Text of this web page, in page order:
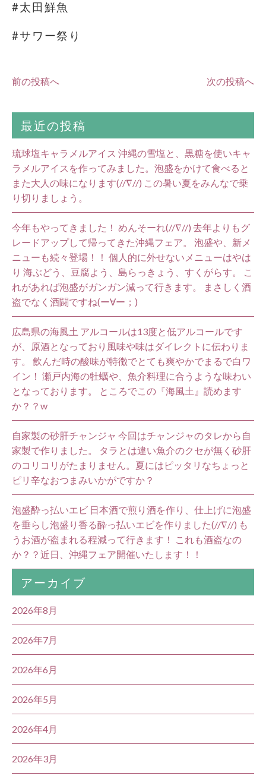
#太田鮮魚
#サワー祭り
前の投稿へ 次の投稿へ
最近の投稿
琉球塩キャラメルアイス 沖縄の雪塩と、黒糖を使いキャ
ラメルアイスを作ってみました。泡盛をかけて食べると
また大人の味になります(//∇//) この暑い夏をみんなで乗
り切りましょう。
今年もやってきました！ めんそーれ(//∇//) 去年よりもグ
レードアップして帰ってきた沖縄フェア。 泡盛や、新メ
ニューも続々登場！！ 個人的に外せないメニューはやは
り 海ぶどう、豆腐よう、島らっきょう、すくがらす。 こ
れがあれば泡盛がガンガン減って行きます。 まさしく酒
盗でなく酒闘ですね(ー∀ー；)
広島県の海風土 アルコールは13度と低アルコールです
が、原酒となっており風味や味はダイレクトに伝わりま
す。 飲んだ時の酸味が特徴でとても爽やかでまるで白ワ
イン！ 瀬戸内海の牡蠣や、魚介料理に合うような味わい
となっております。 ところでこの『海風土』読めます
か？？w
自家製の砂肝チャンジャ 今回はチャンジャのタレから自
家製で作りました。 タラとは違い魚介のクセが無く砂肝
のコリコリがたまりません。夏にはピッタリなちょっと
ピリ辛なおつまみいかがですか？
泡盛酔っ払いエビ 日本酒で煎り酒を作り、仕上げに泡盛
を垂らし泡盛り香る酔っ払いエビを作りました(//∇//) も
うお酒が盗まれる程減って行きます！ これも酒盗なの
か？？近日、沖縄フェア開催いたします！！
アーカイブ
2026年8月
2026年7月
2026年6月
2026年5月
2026年4月
2026年3月